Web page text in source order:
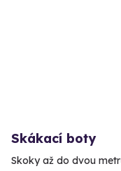
Skákací boty
Skoky až do dvou